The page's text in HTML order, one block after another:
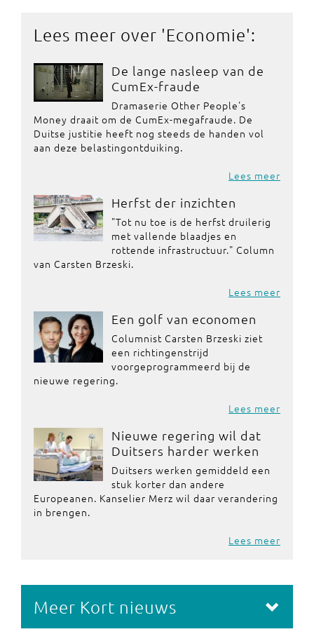
Lees meer over 'Economie':
De lange nasleep van de
CumEx-fraude
Dramaserie Other People's
Money draait om de CumEx-megafraude. De
Duitse justitie heeft nog steeds de handen vol
aan deze belastingontduiking.
Lees meer
Herfst der inzichten
"Tot nu toe is de herfst druilerig
met vallende blaadjes en
rottende infrastructuur." Column
van Carsten Brzeski.
Lees meer
Een golf van economen
Columnist Carsten Brzeski ziet
een richtingenstrijd
voorgeprogrammeerd bij de
nieuwe regering.
Lees meer
Nieuwe regering wil dat
Duitsers harder werken
Duitsers werken gemiddeld een
stuk korter dan andere
Europeanen. Kanselier Merz wil daar verandering
in brengen.
Lees meer
Meer Kort nieuws